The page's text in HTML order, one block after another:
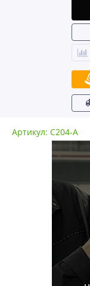
Артикул: C204-A